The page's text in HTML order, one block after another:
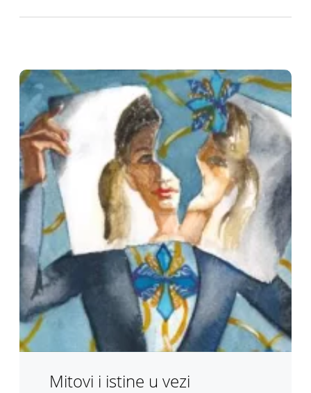
Mitovi i istine u vezi